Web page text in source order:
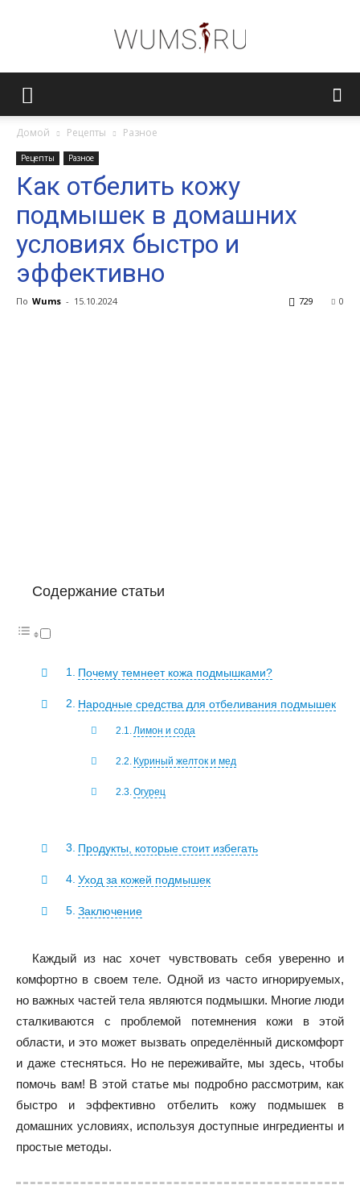
Домой Рецепты Разное
Рецепты Разное
Как отбелить кожу
подмышек в домашних
условиях быстро и
эффективно
По Wums - 15.10.2024 0
729
Содержание статьи
Почему темнеет кожа подмышками?
Народные средства для отбеливания подмышек
Лимон и сода
Куриный желток и мед
Огурец
Продукты, которые стоит избегать
Уход за кожей подмышек
Заключение
Каждый из нас хочет чувствовать себя уверенно и
комфортно в своем теле. Одной из часто игнорируемых,
но важных частей тела являются подмышки. Многие люди
сталкиваются с проблемой потемнения кожи в этой
области, и это может вызвать определённый дискомфорт
и даже стесняться. Но не переживайте, мы здесь, чтобы
помочь вам! В этой статье мы подробно рассмотрим, как
быстро и эффективно отбелить кожу подмышек в
домашних условиях, используя доступные ингредиенты и
простые методы.